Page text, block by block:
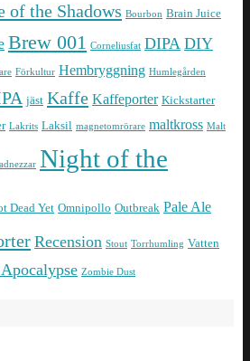
of the Shadows Bourbon Brain Juice
Brew 001 Corneliusfat DIPA DIY
Förkultur Hembryggning Humlegården
jäst Kaffe Kaffeporter Kickstarter
Lakrits Laksil magnetomrörare maltkross Malt
Night of the
Dead Yet Omnipollo Outbreak Pale Ale
Recension Stout Torrhumling Vatten
Zombie Dust